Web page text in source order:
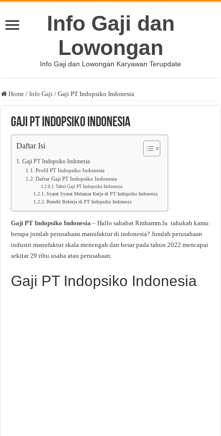
Info Gaji dan
Lowongan
Info Gaji dan Lowongan Karyawan Terupdate
Home / Info Gaji / Gaji PT Indopsiko Indonesia
Gaji PT Indopsiko Indonesia
Daftar Isi
Gaji PT Indopsiko Indonesia
Profil PT Indopsiko Indonesia
Daftar Gaji PT Indopsiko Indonesia
Tabel Gaji PT Indopsiko Indonesia
Syarat Syarat Melamar Kerja di PT Indopsiko Indonesia
Benefit Bekerja di PT Indopsiko Indonesia
Gaji PT Indopsiko Indonesia – Hallo sahabat Rmhamm.lu tahukah kamu
berapa jumlah perusahaan manufaktur di indonesia? Jumlah perusahaan
industri manufaktur skala menengah dan besar pada tahun 2022 mencapai
sekitar 29 ribu usaha atau perusahaan.
Gaji PT Indopsiko Indonesia